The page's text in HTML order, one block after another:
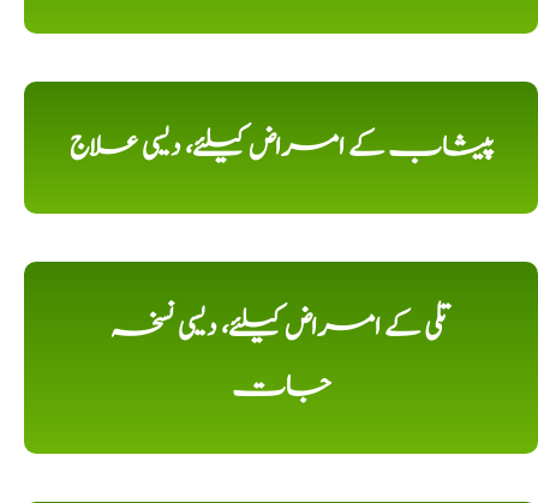
پیشاب کے امراض کیلئے، دیسی علاج
تلی کے امراض کیلئے، دیسی نسخہ
جات